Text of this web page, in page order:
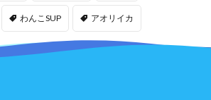
わんこSUP アオリイカ